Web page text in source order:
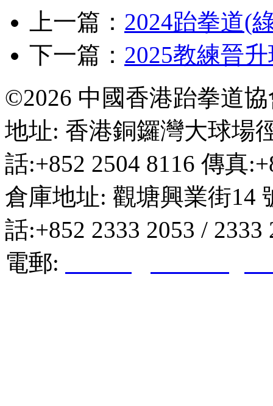
上一篇： 2024跆拳道(
下一篇： 2025教練晉
©2026 中國香港跆拳道
地址: 香港銅鑼灣大球場
話:+852 2504 8116 傳真
倉庫地址: 觀塘興業街14
話:+852 2333 2053 /
電郵: